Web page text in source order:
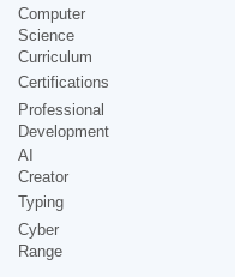
Computer
Science
Curriculum
Certifications
Professional
Development
AI
Creator
Typing
Cyber
Range